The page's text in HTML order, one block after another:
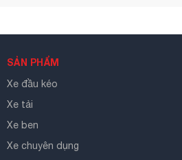
SẢN PHẨM
Xe đầu kéo
Xe tải
Xe ben
Xe chuyên dụng